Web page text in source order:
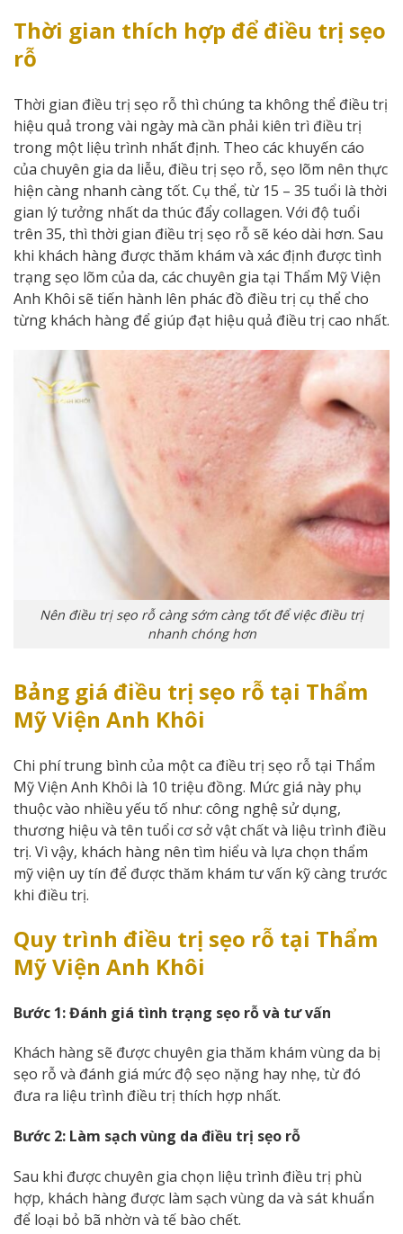
Thời gian thích hợp để điều trị sẹo
rỗ
Thời gian điều trị sẹo rỗ thì chúng ta không thể điều trị
hiệu quả trong vài ngày mà cần phải kiên trì điều trị
trong một liệu trình nhất định. Theo các khuyến cáo
của chuyên gia da liễu, điều trị sẹo rỗ, sẹo lõm nên thực
hiện càng nhanh càng tốt. Cụ thể, từ 15 – 35 tuổi là thời
gian lý tưởng nhất da thúc đẩy collagen. Với độ tuổi
trên 35, thì thời gian điều trị sẹo rỗ sẽ kéo dài hơn. Sau
khi khách hàng được thăm khám và xác định được tình
trạng sẹo lõm của da, các chuyên gia tại Thẩm Mỹ Viện
Anh Khôi sẽ tiến hành lên phác đồ điều trị cụ thể cho
từng khách hàng để giúp đạt hiệu quả điều trị cao nhất.
Nên điều trị sẹo rỗ càng sớm càng tốt để việc điều trị
nhanh chóng hơn
Bảng giá điều trị sẹo rỗ tại Thẩm
Mỹ Viện Anh Khôi
Chi phí trung bình của một ca điều trị sẹo rỗ tại Thẩm
Mỹ Viện Anh Khôi là 10 triệu đồng. Mức giá này phụ
thuộc vào nhiều yếu tố như: công nghệ sử dụng,
thương hiệu và tên tuổi cơ sở vật chất và liệu trình điều
trị. Vì vậy, khách hàng nên tìm hiểu và lựa chọn thẩm
mỹ viện uy tín để được thăm khám tư vấn kỹ càng trước
khi điều trị.
Quy trình điều trị sẹo rỗ tại Thẩm
Mỹ Viện Anh Khôi
Bước 1: Đánh giá tình trạng sẹo rỗ và tư vấn
Khách hàng sẽ được chuyên gia thăm khám vùng da bị
sẹo rỗ và đánh giá mức độ sẹo nặng hay nhẹ, từ đó
đưa ra liệu trình điều trị thích hợp nhất.
Bước 2: Làm sạch vùng da điều trị sẹo rỗ
Sau khi được chuyên gia chọn liệu trình điều trị phù
hợp, khách hàng được làm sạch vùng da và sát khuẩn
để loại bỏ bã nhờn và tế bào chết.